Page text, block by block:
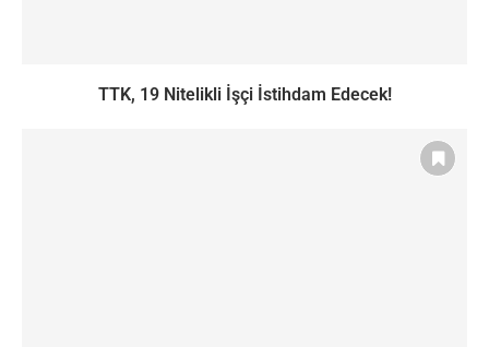
TTK, 19 Nitelikli İşçi İstihdam Edecek!